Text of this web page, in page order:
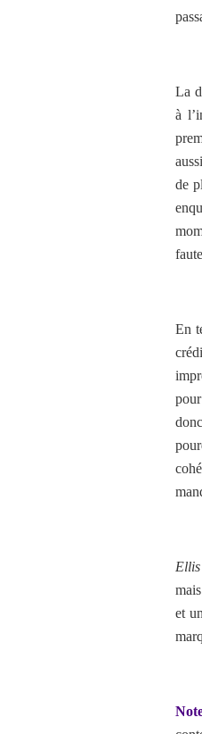
La
à
de
En
Ellis
et